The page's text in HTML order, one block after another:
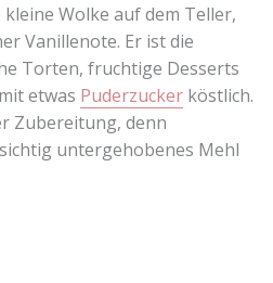
Wolke auf dem Teller,
Vanillenote. Er ist die
Torten, fruchtige Desserts
etwas Puderzuckerköstlich.
Zubereitung, denn
untergehobenes Mehl